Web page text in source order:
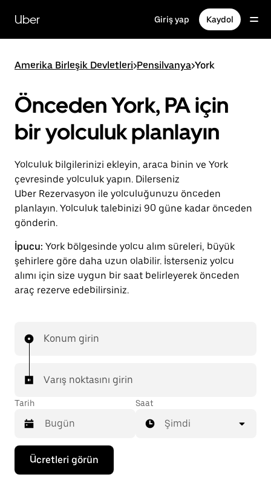
içeriğe
gidinUber Giriş yap Kaydol
Amerika Birleşik Devletleri>Pensilvanya>York
Önceden York, PA için
bir yolculuk planlayın
Yolculuk bilgilerinizi ekleyin, araca binin ve York
çevresinde yolculuk yapın. Dilerseniz
Uber Rezervasyon ile yolculuğunuzu önceden
planlayın. Yolculuk talebinizi 90 güne kadar önceden
gönderin.
İpucu: York bölgesinde yolcu alım süreleri, büyük
şehirlere göre daha uzun olabilir. İsterseniz yolcu
alımı için size uygun bir saat belirleyerek önceden
araç rezerve edebilirsiniz.
Konum girin
Varış noktasını girin
Tarih
Takvimle
etkileşime
geçmek
Saat
Şimdi
Ücretleri görün